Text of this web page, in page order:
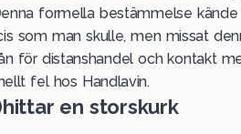
formella bestämmelse
som man skulle, men missat
för distanshandel och kontakt
fel hos Handlavin.
en storskurk